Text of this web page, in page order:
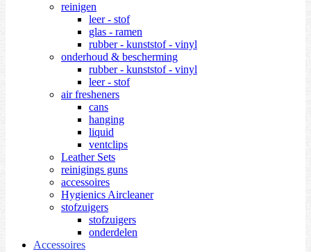
reinigen
leer - stof
glas - ramen
rubber - kunststof - vinyl
onderhoud & bescherming
rubber - kunststof - vinyl
leer - stof
air fresheners
cans
hanging
liquid
ventclips
Leather Sets
reinigings guns
accessoires
Hygienics Aircleaner
stofzuigers
stofzuigers
onderdelen
Accessoires